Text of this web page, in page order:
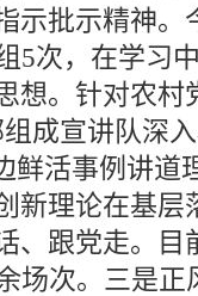
示批示精神。
5次，在学习
想。针对农村
成宣讲队深
鲜活事例讲道
新理论在基层
、跟党走。目
场次。三是